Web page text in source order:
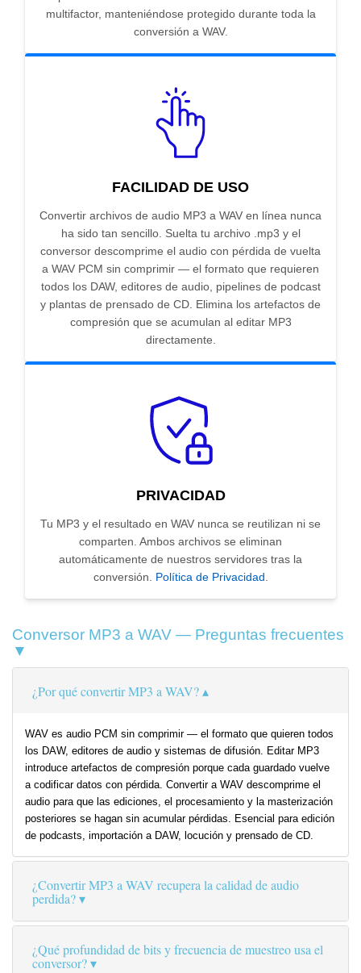
multifactor, manteniéndose protegido durante toda la
conversión a WAV.
FACILIDAD DE USO
Convertir archivos de audio MP3 a WAV en línea nunca
ha sido tan sencillo. Suelta tu archivo .mp3 y el
conversor descomprime el audio con pérdida de vuelta
a WAV PCM sin comprimir — el formato que requieren
todos los DAW, editores de audio, pipelines de podcast
y plantas de prensado de CD. Elimina los artefactos de
compresión que se acumulan al editar MP3
directamente.
PRIVACIDAD
Tu MP3 y el resultado en WAV nunca se reutilizan ni se
comparten. Ambos archivos se eliminan
automáticamente de nuestros servidores tras la
conversión. Política de Privacidad.
Conversor MP3 a WAV — Preguntas frecuentes
▼
¿Por qué convertir MP3 a WAV?
WAV es audio PCM sin comprimir — el formato que quieren todos
los DAW, editores de audio y sistemas de difusión. Editar MP3
introduce artefactos de compresión porque cada guardado vuelve
a codificar datos con pérdida. Convertir a WAV descomprime el
audio para que las ediciones, el procesamiento y la masterización
posteriores se hagan sin acumular pérdidas. Esencial para edición
de podcasts, importación a DAW, locución y prensado de CD.
¿Convertir MP3 a WAV recupera la calidad de audio
perdida?
¿Qué profundidad de bits y frecuencia de muestreo usa el
conversor?